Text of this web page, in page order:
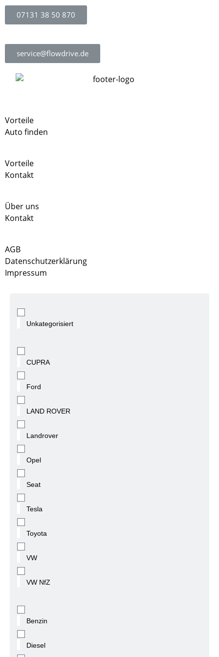
07131 38 50 870
service@flowdrive.de
Vorteile
Auto finden
Vorteile
Kontakt
Über uns
Kontakt
AGB
Datenschutzerklärung
Impressum
Unkategorisiert
CUPRA
Ford
LAND ROVER
Landrover
Opel
Seat
Tesla
Toyota
VW
VW NfZ
Benzin
Diesel